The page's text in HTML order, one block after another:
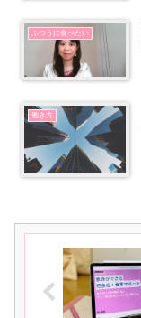
ふつうに食べたい
働き方